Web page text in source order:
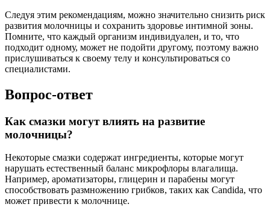
Следуя этим рекомендациям, можно значительно снизить риск
развития молочницы и сохранить здоровье интимной зоны.
Помните, что каждый организм индивидуален, и то, что
подходит одному, может не подойти другому, поэтому важно
прислушиваться к своему телу и консультироваться со
специалистами.
Вопрос-ответ
Как смазки могут влиять на развитие
молочницы?
Некоторые смазки содержат ингредиенты, которые могут
нарушать естественный баланс микрофлоры влагалища.
Например, ароматизаторы, глицерин и парабены могут
способствовать размножению грибков, таких как Candida, что
может привести к молочнице.